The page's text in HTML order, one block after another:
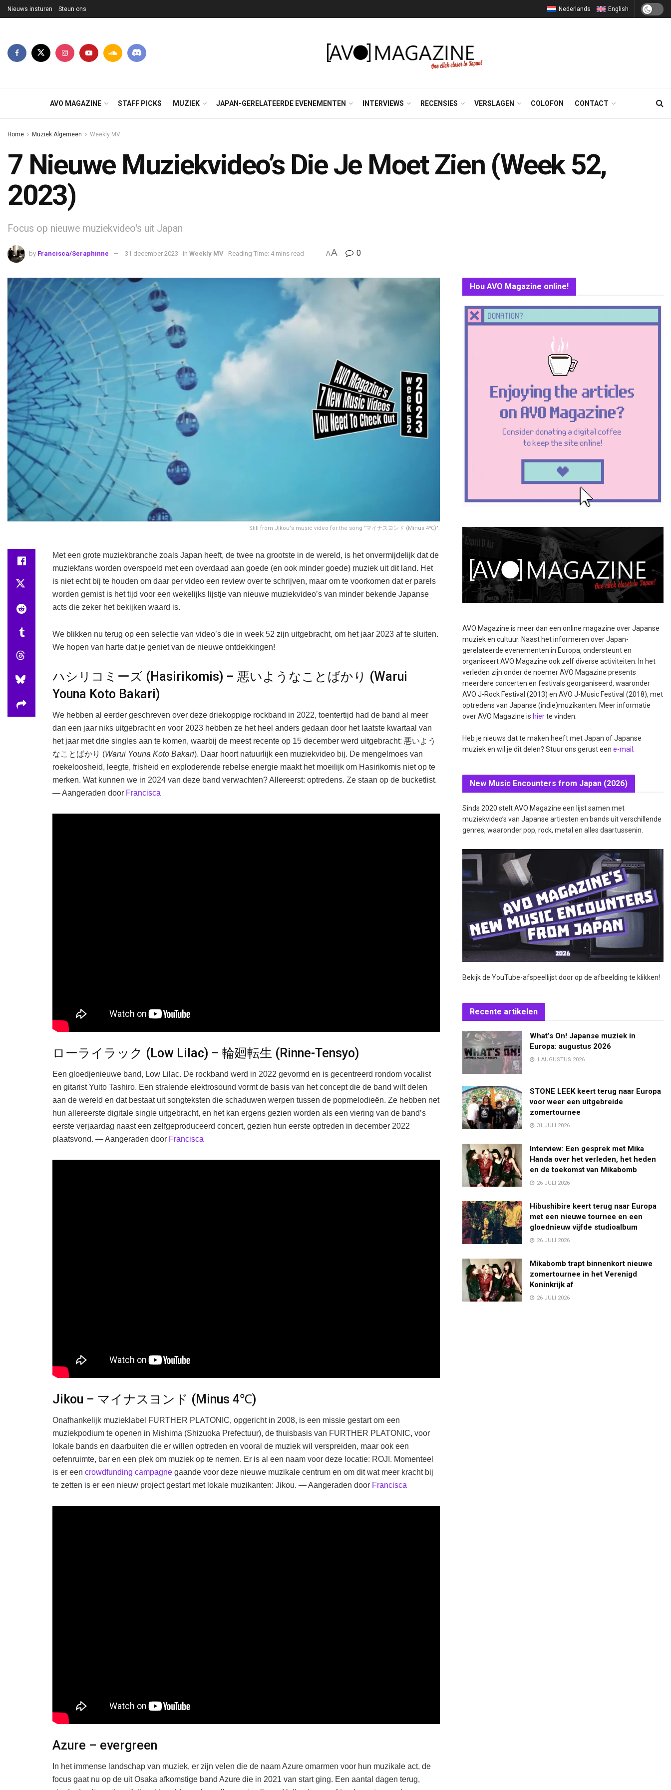
Nieuws insturen Steun ons Nederlands English
AVO MAGAZINE STAFF PICKS MUZIEK JAPAN-GERELATEERDE EVENEMENTEN INTERVIEWS RECENSIES VERSLAGEN COLOFON CONTACT
Home Muziek Algemeen Weekly MV
7 Nieuwe Muziekvideo’s Die Je Moet Zien (Week 52,
2023)
Focus op nieuwe muziekvideo's uit Japan
by Francisca/Seraphinne 31 december 2023 in Weekly MV Reading Time: 4 mins read AA 0
Still from Jikou's music video for the song "マイナスヨンド (Minus 4℃)".
Met een grote muziekbranche zoals Japan heeft, de twee na grootste in de wereld, is het onvermijdelijk dat de
muziekfans worden overspoeld met een overdaad aan goede (en ook minder goede) muziek uit dit land. Het
is niet echt bij te houden om daar per video een review over te schrijven, maar om te voorkomen dat er parels
worden gemist is het tijd voor een wekelijks lijstje van nieuwe muziekvideo’s van minder bekende Japanse
acts die zeker het bekijken waard is.
We blikken nu terug op een selectie van video’s die in week 52 zijn uitgebracht, om het jaar 2023 af te sluiten.
We hopen van harte dat je geniet van de nieuwe ontdekkingen!
ハシリコミーズ (Hasirikomis) – 悪いようなことばかり (Warui
Youna Koto Bakari)
We hebben al eerder geschreven over deze driekoppige rockband in 2022, toentertijd had de band al meer
dan een jaar niks uitgebracht en voor 2023 hebben ze het heel anders gedaan door het laatste kwartaal van
het jaar met drie singles aan te komen, waarbij de meest recente op 15 december werd uitgebracht: 悪いよう
なことばかり (Warui Youna Koto Bakari). Daar hoort natuurlijk een muziekvideo bij. De mengelmoes van
roekeloosheid, leegte, frisheid en exploderende rebelse energie maakt het moeilijk om Hasirikomis niet op te
merken. Wat kunnen we in 2024 van deze band verwachten? Allereerst: optredens. Ze staan op de bucketlist.
— Aangeraden door Francisca
ローライラック (Low Lilac) – 輪廻転生 (Rinne-Tensyo)
Een gloedjenieuwe band, Low Lilac. De rockband werd in 2022 gevormd en is gecentreerd rondom vocalist
en gitarist Yuito Tashiro. Een stralende elektrosound vormt de basis van het concept die de band wilt delen
aan de wereld en dat bestaat uit songteksten die schaduwen werpen tussen de popmelodieën. Ze hebben net
hun allereerste digitale single uitgebracht, en het kan ergens gezien worden als een viering van de band’s
eerste verjaardag naast een zelfgeproduceerd concert, gezien hun eerste optreden in december 2022
plaatsvond. — Aangeraden door Francisca
Jikou – マイナスヨンド (Minus 4℃)
Onafhankelijk muzieklabel FURTHER PLATONIC, opgericht in 2008, is een missie gestart om een
muziekpodium te openen in Mishima (Shizuoka Prefectuur), de thuisbasis van FURTHER PLATONIC, voor
lokale bands en daarbuiten die er willen optreden en vooral de muziek wil verspreiden, maar ook een
oefenruimte, bar en een plek om muziek op te nemen. Er is al een naam voor deze locatie: ROJI. Momenteel
is er een crowdfunding campagne gaande voor deze nieuwe muzikale centrum en om dit wat meer kracht bij
te zetten is er een nieuw project gestart met lokale muzikanten: Jikou. — Aangeraden door Francisca
Azure – evergreen
In het immense landschap van muziek, er zijn velen die de naam Azure omarmen voor hun muzikale act, de
focus gaat nu op de uit Osaka afkomstige band Azure die in 2021 van start ging. Een aantal dagen terug,
Hou AVO Magazine online!
AVO Magazine is meer dan een online magazine over Japanse
muziek en cultuur. Naast het informeren over Japan-
gerelateerde evenementen in Europa, ondersteunt en
organiseert AVO Magazine ook zelf diverse activiteiten. In het
verleden zijn onder de noemer AVO Magazine presents
meerdere concerten en festivals georganiseerd, waaronder
AVO J-Rock Festival (2013) en AVO J-Music Festival (2018), met
optredens van Japanse (indie)muzikanten. Meer informatie
over AVO Magazine is hierte vinden.
Heb je nieuws dat te maken heeft met Japan of Japanse
muziek en wil je dit delen? Stuur ons gerust een e-mail
New Music Encounters from Japan (2026)
Sinds 2020 stelt AVO Magazine een lijst samen met
muziekvideo’s van Japanse artiesten en bands uit verschillende
genres, waaronder pop, rock, metal en alles daartussenin.
Bekijk de YouTube-afspeellijst door op de afbeelding te klikken!
Recente artikelen
What’s On! Japanse muziek in
Europa: augustus 2026
1 AUGUSTUS 2026
STONE LEEK keert terug naar Europa
voor weer een uitgebreide
zomertournee
31 JULI 2026
Interview: Een gesprek met Mika
Handa over het verleden, het heden
en de toekomst van Mikabomb
26 JULI 2026
Hibushibire keert terug naar Europa
met een nieuwe tournee en een
gloednieuw vijfde studioalbum
26 JULI 2026
Mikabomb trapt binnenkort nieuwe
zomertournee in het Verenigd
Koninkrijk af
26 JULI 2026